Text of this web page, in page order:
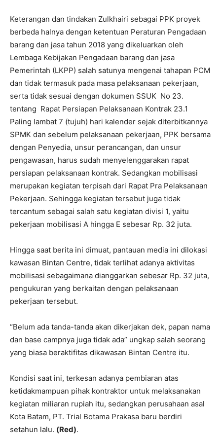
Keterangan dan tindakan Zulkhairi sebagai PPK proyek
berbeda halnya dengan ketentuan Peraturan Pengadaan
barang dan jasa tahun 2018 yang dikeluarkan oleh
Lembaga Kebijakan Pengadaan barang dan jasa
Pemerintah (LKPP) salah satunya mengenai tahapan PCM
dan tidak termasuk pada masa pelaksanaan pekerjaan,
serta tidak sesuai dengan dokumen SSUK No 23.
tentang Rapat Persiapan Pelaksanaan Kontrak 23.1
Paling lambat 7 (tujuh) hari kalender sejak diterbitkannya
SPMK dan sebelum pelaksanaan pekerjaan, PPK bersama
dengan Penyedia, unsur perancangan, dan unsur
pengawasan, harus sudah menyelenggarakan rapat
persiapan pelaksanaan kontrak. Sedangkan mobilisasi
merupakan kegiatan terpisah dari Rapat Pra Pelaksanaan
Pekerjaan. Sehingga kegiatan tersebut juga tidak
tercantum sebagai salah satu kegiatan divisi 1, yaitu
pekerjaan mobilisasi A hingga E sebesar Rp. 32 juta.
Hingga saat berita ini dimuat, pantauan media ini dilokasi
kawasan Bintan Centre, tidak terlihat adanya aktivitas
mobilisasi sebagaimana dianggarkan sebesar Rp. 32 juta,
pengukuran yang berkaitan dengan pelaksanaan
pekerjaan tersebut.
“Belum ada tanda-tanda akan dikerjakan dek, papan nama
dan base campnya juga tidak ada” ungkap salah seorang
yang biasa beraktifitas dikawasan Bintan Centre itu.
Kondisi saat ini, terkesan adanya pembiaran atas
ketidakmampuan pihak kontraktor untuk melaksanakan
kegiatan miliaran rupiah itu, sedangkan perusahaan asal
Kota Batam, PT. Trial Botama Prakasa baru berdiri
setahun lalu. (Red).